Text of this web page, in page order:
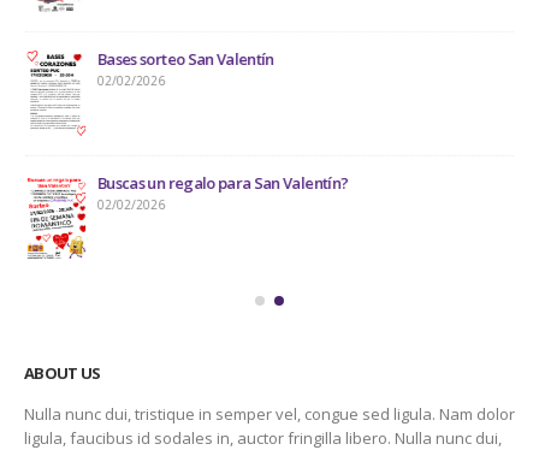
Bases sorteo San Valentín
02/02/2026
Buscas un regalo para San Valentín?
02/02/2026
ABOUT US
Nulla nunc dui, tristique in semper vel, congue sed ligula. Nam dolor
ligula, faucibus id sodales in, auctor fringilla libero. Nulla nunc dui,